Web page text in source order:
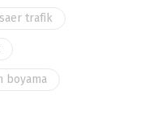
saer trafik
boyama